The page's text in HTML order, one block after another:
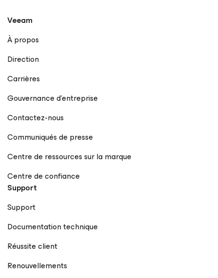
Veeam
À propos
Direction
Carrières
Gouvernance d’entreprise
Contactez-nous
Communiqués de presse
Centre de ressources sur la marque
Centre de confiance
Support
Support
Documentation technique
Réussite client
Renouvellements